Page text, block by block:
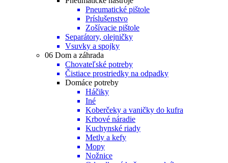
Pneumatické pištole
Príslušenstvo
Zošívacie pištole
Separátory, olejničky
Vsuvky a spojky
06 Dom a záhrada
Chovateľské potreby
Čistiace prostriedky na odpadky
Domáce potreby
Háčiky
Iné
Koberčeky a vaničky do kufra
Krbové náradie
Kuchynské riady
Metly a kefy
Mopy
Nožnice